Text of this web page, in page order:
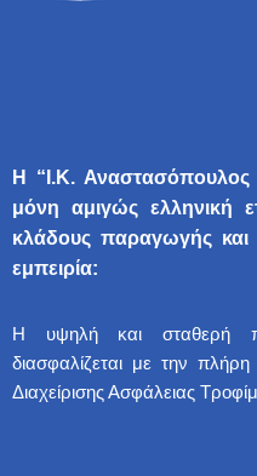
Η “Ι.Κ. Αναστασόπουλος
μόνη αμιγώς ελληνική
κλάδους παραγωγής
εμπειρία:
Η υψηλή και σταθερή
διασφαλίζεται με την
Διαχείρισης Ασφάλειας